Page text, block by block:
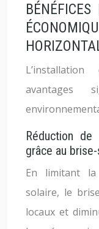
avantages
Réduction de
grâce au
En limitant la
solaire, le
locaux et